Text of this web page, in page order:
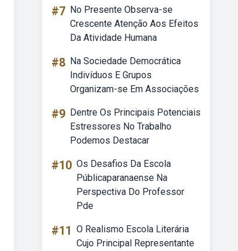
#7 No Presente Observa-se
Crescente Atenção Aos Efeitos
Da Atividade Humana
#8 Na Sociedade Democrática
Indivíduos E Grupos
Organizam-se Em Associações
#9 Dentre Os Principais Potenciais
Estressores No Trabalho
Podemos Destacar
#10 Os Desafios Da Escola
Públicaparanaense Na
Perspectiva Do Professor
Pde
#11 O Realismo Escola Literária
Cujo Principal Representante